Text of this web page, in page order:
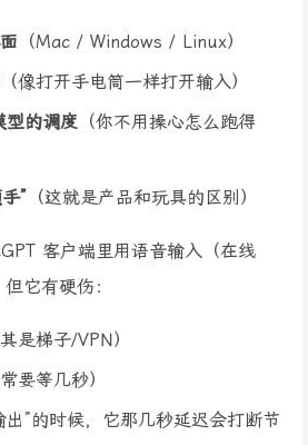
（Mac / Windows / Linux）
（像打开手电筒一样打开输入）
型的调度 （你不用操心怎么跑得
” （这就是产品和玩具的区别）
客户端里用语音输入（在线
它有硬伤：
是梯子/VPN）
要等几秒）
出”的时候，它那几秒延迟会打断节